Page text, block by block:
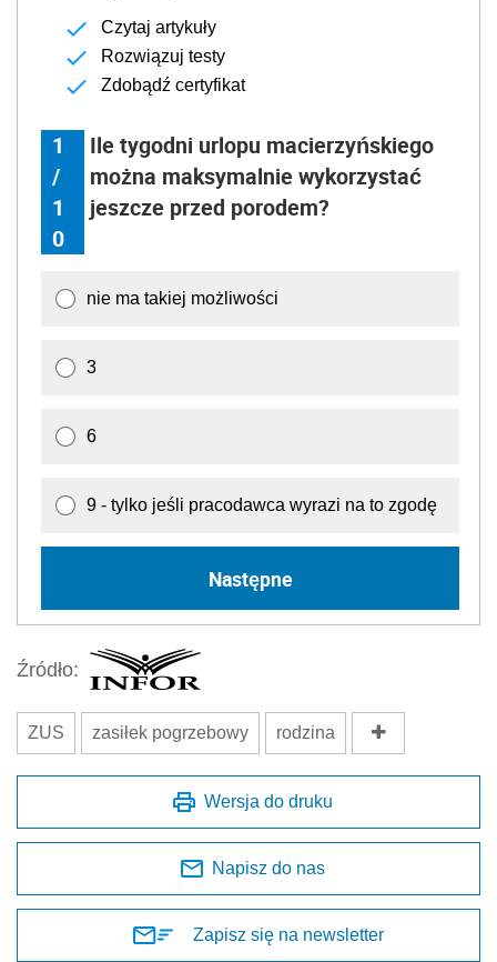
Czytaj artykuły
Rozwiązuj testy
Zdobądź certyfikat
1
/
1
0
Ile tygodni urlopu macierzyńskiego
można maksymalnie wykorzystać
jeszcze przed porodem?
nie ma takiej możliwości
3
6
9 - tylko jeśli pracodawca wyrazi na to zgodę
Następne
Źródło:
ZUS zasiłek pogrzebowy rodzina
Wersja do druku
Napisz do nas
Zapisz się na newsletter